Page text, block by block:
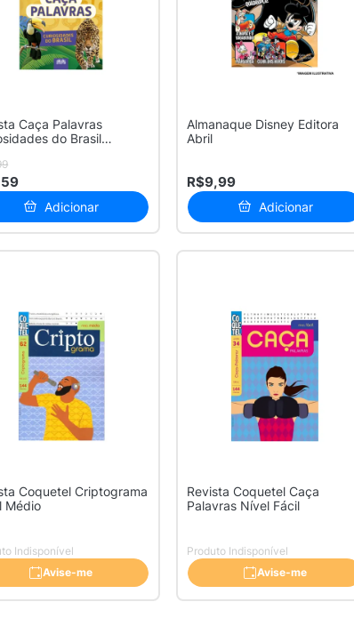
Caça Palavras
do Brasil
Adicionar
Almanaque Disney Editora
Abril
R$9,99
Adicionar
Coquetel Criptograma
Médio
Indisponível
Avise-me
Revista Coquetel Caça
Palavras Nível Fácil
Produto Indisponível
Avise-me